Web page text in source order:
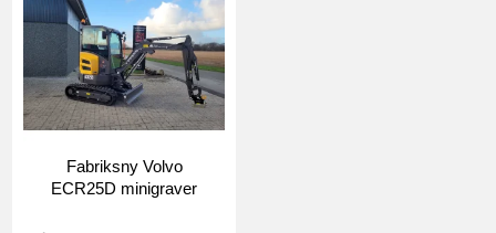
Fabriksny Volvo
ECR25D minigraver